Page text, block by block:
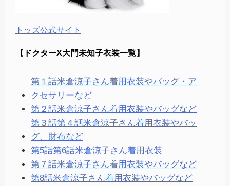
トッズ公式サイト
【ドクターX大門未知子衣装一覧】
第１話米倉涼子さん着用衣装やバッグ・ア
クセサリーなど
第２話米倉涼子さん着用衣装やバッグなど
第３話第４話米倉涼子さん着用衣装やバッ
グ、財布など
第5話第6話米倉涼子さん着用衣装
第７話米倉涼子さん着用衣装やバッグなど
第8話米倉涼子さん着用衣装やバッグなど